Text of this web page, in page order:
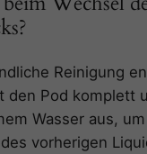
Reinigung
den Pod komplett
Wasser aus, um
vorherigen